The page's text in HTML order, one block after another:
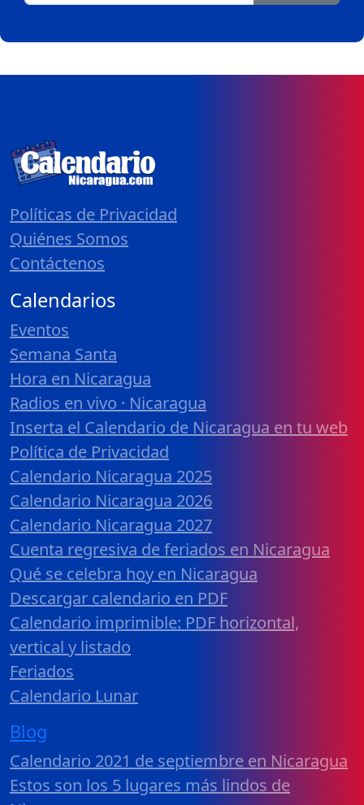
Políticas de Privacidad
Quiénes Somos
Contáctenos
Calendarios
Eventos
Semana Santa
Hora en Nicaragua
Radios en vivo · Nicaragua
Inserta el Calendario de Nicaragua en tu web
Política de Privacidad
Calendario Nicaragua 2025
Calendario Nicaragua 2026
Calendario Nicaragua 2027
Cuenta regresiva de feriados en Nicaragua
Qué se celebra hoy en Nicaragua
Descargar calendario en PDF
Calendario imprimible: PDF horizontal,
vertical y listado
Feriados
Calendario Lunar
Blog
Calendario 2021 de septiembre en Nicaragua
Estos son los 5 lugares más lindos de